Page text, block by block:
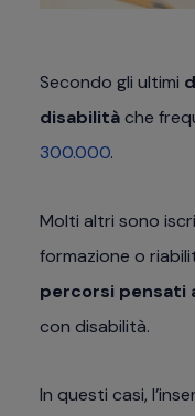
Secondo gli ultimi
disabilitàche
300.000.
Molti altri sono
formazione o
percorsi pensati
con disabilità.
In questi casi,